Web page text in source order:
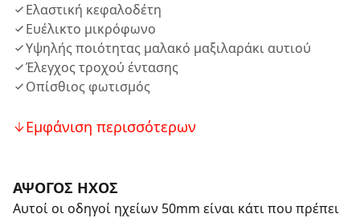
Ελαστική κεφαλοδέτη
Ευέλικτο μικρόφωνο
Υψηλής ποιότητας μαλακό μαξιλαράκι αυτιού
Έλεγχος τροχού έντασης
Οπίσθιος φωτισμός
Εμφάνιση περισσότερων
ΑΨΟΓΟΣ ΗΧΟΣ
Αυτοί οι οδηγοί ηχείων 50mm είναι κάτι που πρέπει